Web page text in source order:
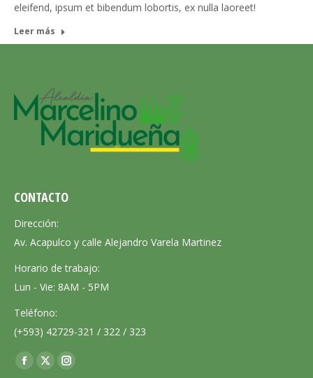
eleifend, ipsum et bibendum lobortis, ex nulla laoreet!
Leer más
CONTACTO
Dirección:
Av. Acapulco y calle Alejandro Varela Martinez
Horario de trabajo:
Lun - Vie: 8AM - 5PM
Teléfono:
(+593) 42729-321 / 322 / 323
Encuéntranos en:
Facebook
X
Instagram